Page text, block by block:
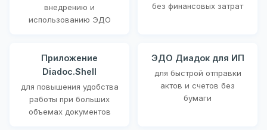
внедрению и
использованию ЭДО
без финансовых затрат
Приложение
Diadoc.Shell
для повышения удобства
работы при больших
объемах документов
ЭДО Диадок для ИП
для быстрой отправки
актов и счетов без
бумаги